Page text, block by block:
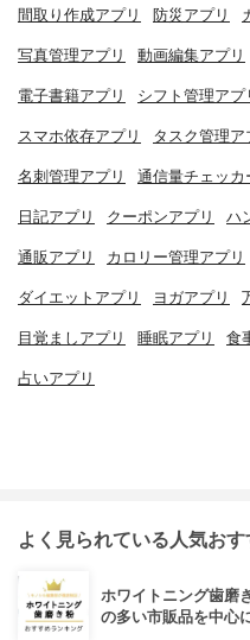
間取り作成アプリ 防災アプリ
写真管理アプリ 動画編集アプリ
電子書籍アプリ シフト管理アプ
スマホ依存アプリ タスク管理ア
名刺管理アプリ 通信量チェッカ
日記アプリ クーポンアプリ ハ
通販アプリ カロリー管理アプリ
ダイエットアプリ ヨガアプリ
目覚ましアプリ 睡眠アプリ 食
占いアプリ
よく見られている人気お
ホワイトニング歯磨
の多い市販品を中心